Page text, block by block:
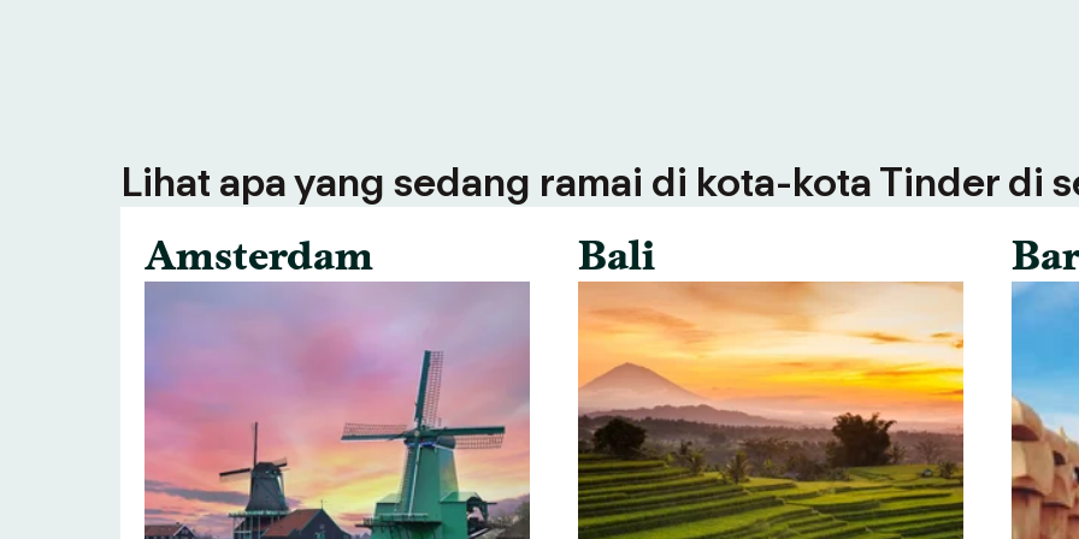
Lihat apa yang sedang ramai di kota-kota Tinder di
Amsterdam
Bali